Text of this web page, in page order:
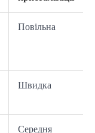
Повільна
Швидка
Середня